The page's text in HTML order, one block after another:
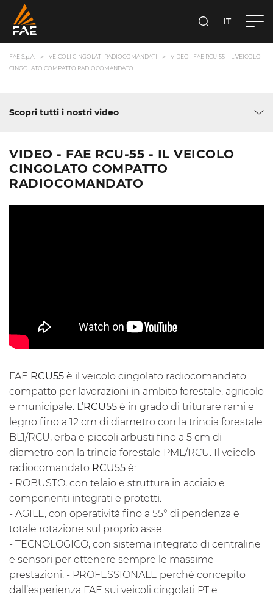
CERCAIT
FAE S.p.A. VEICOLI CINGOLATI RADIOCOMANDATI
VIDEO - FAE RCU-55 - IL VEICOLO
CINGOLATO COMPATTO RADIOCOMANDATO
Scopri tutti i nostri video
VIDEO - FAE RCU-55 - IL VEICOLO
CINGOLATO COMPATTO
RADIOCOMANDATO
FAE RCU55 è il veicolo cingolato radiocomandato
compatto per lavorazioni in ambito forestale, agricolo
e municipale. L’RCU55 è in grado di triturare rami e
legno fino a 12 cm di diametro con la trincia forestale
BL1/RCU, erba e piccoli arbusti fino a 5 cm di
diametro con la trincia forestale PML/RCU. Il veicolo
radiocomandato RCU55 è:
- ROBUSTO, con telaio e struttura in acciaio e
componenti integrati e protetti.
- AGILE, con operatività fino a 55° di pendenza e
totale rotazione sul proprio asse.
- TECNOLOGICO, con sistema integrato di centraline
e sensori per ottenere sempre le massime
prestazioni. - PROFESSIONALE perché concepito
dall’esperienza FAE sui veicoli cingolati PT e